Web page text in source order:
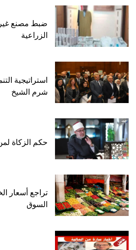
ضبط مصنع غير
الزراعية
استراتيجية
شرم الشيخ
حكم الزكاة
تراجع أسعار
السوق